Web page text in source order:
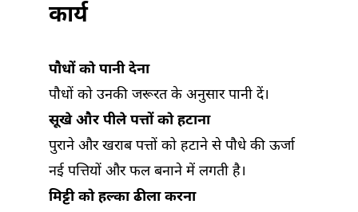
कार्य
पौधों को पानी देना
पौधों को उनकी जरूरत के अनुसार पानी दें।
सूखे और पीले पत्तों को हटाना
पुराने और खराब पत्तों को हटाने से पौधे की ऊर्जा
नई पत्तियों और फल बनाने में लगती है।
मिट्टी को हल्का ढीला करना